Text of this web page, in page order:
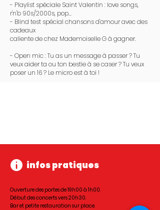
- Playlist spéciale Saint Valentin : love songs,
r'n'b 90s/2000s, pop...
- Blind test spécial chansons d'amour avec des
cadeaux
caliente de chez Mademoiselle G à gagner.
- Open mic : Tu as un message à passer ? Tu
veux aider ta ou ton bestie à se caser ? Tu veux
poser un 16 ? Le micro est à toi !
infos pratiques
Ouverture des portes de 19h00 à 1h00.
Début des concerts vers 20h30.
Bar et petite restauration sur place.